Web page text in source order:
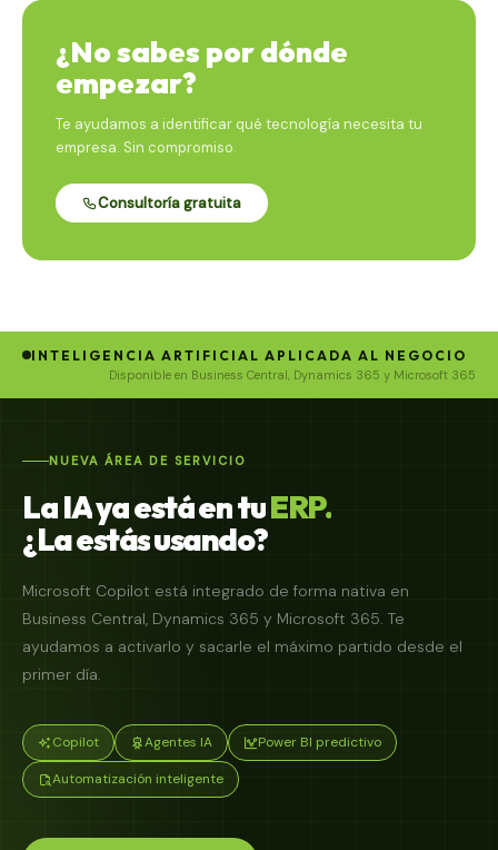
¿No sabes por dónde
empezar?
Te ayudamos a identificar qué tecnología necesita tu
empresa. Sin compromiso.
Consultoría gratuita
INTELIGENCIA ARTIFICIAL APLICADA AL NEGOCIO
Disponible en Business Central, Dynamics 365 y Microsoft 365
NUEVA ÁREA DE SERVICIO
LaIAyaestáentuERP.
¿Laestásusando?
Microsoft Copilot está integrado de forma nativa en
Business Central, Dynamics 365 y Microsoft 365. Te
ayudamos a activarlo y sacarle el máximo partido desde el
primer día.
Copilot Agentes IA Power BI predictivo
Automatización inteligente